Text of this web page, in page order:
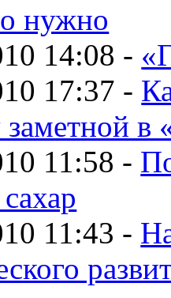
нужно
14:08 -
17:37 -
в
11:58 -
11:43 -